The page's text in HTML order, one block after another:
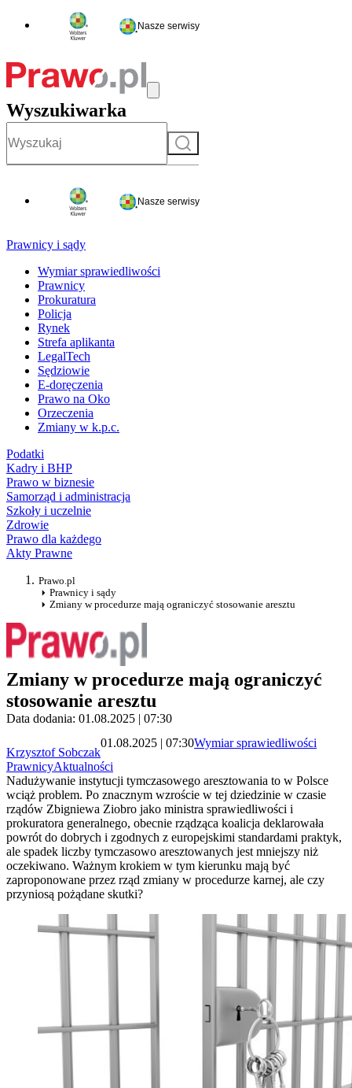
Nasze serwisy
Wyszukiwarka
Szukaj
Nasze serwisy
Prawnicy i sądy
Wymiar sprawiedliwości
Prawnicy
Prokuratura
Policja
Rynek
Strefa aplikanta
LegalTech
Sędziowie
E-doręczenia
Prawo na Oko
Orzeczenia
Zmiany w k.p.c.
Podatki
Kadry i BHP
Prawo w biznesie
Samorząd i administracja
Szkoły i uczelnie
Zdrowie
Prawo dla każdego
Akty Prawne
Prawo.pl
Prawnicy i sądy
Zmiany w procedurze mają ograniczyć stosowanie aresztu
Zmiany w procedurze mają ograniczyć
stosowanie aresztu
Data dodania: 01.08.2025 | 07:30
Krzysztof Sobczak
01.08.2025 | 07:30Wymiar sprawiedliwości
PrawnicyAktualności
Nadużywanie instytucji tymczasowego aresztowania to w Polsce
wciąż problem. Po znacznym wzroście w tej dziedzinie w czasie
rządów Zbigniewa Ziobro jako ministra sprawiedliwości i
prokuratora generalnego, obecnie rządząca koalicja deklarowała
powrót do dobrych i zgodnych z europejskimi standardami praktyk,
ale spadek liczby tymczasowo aresztowanych jest mniejszy niż
oczekiwano. Ważnym krokiem w tym kierunku mają być
zaproponowane przez rząd zmiany w procedurze karnej, ale czy
przyniosą pożądane skutki?